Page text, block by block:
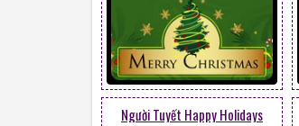
Người Tuyết Happy Holidays